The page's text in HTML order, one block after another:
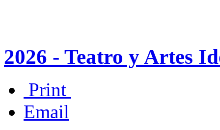
2026 - Teatro y Artes
Print
Email